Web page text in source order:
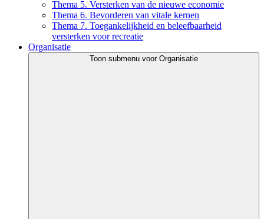
Thema 5. Versterken van de nieuwe economie
Thema 6. Bevorderen van vitale kernen
Thema 7. Toegankelijkheid en beleefbaarheid
versterken voor recreatie
Organisatie
Toon submenu voor Organisatie